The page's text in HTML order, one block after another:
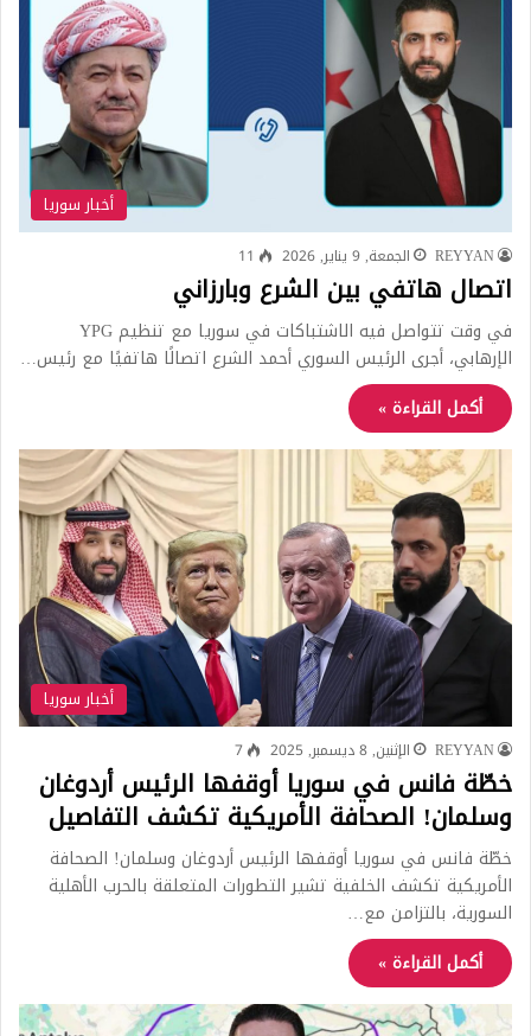
أخبار سوريا
REYYAN الجمعة, 9 يناير, 2026 11
اتصال هاتفي بين الشرع وبارزاني
في وقت تتواصل فيه الاشتباكات في سوريا مع تنظيم YPG
الإرهابي، أجرى الرئيس السوري أحمد الشرع اتصالًا هاتفيًا مع رئيس…
أكمل القراءة »
أخبار سوريا
REYYAN الإثنين, 8 ديسمبر, 2025 7
خطّة فانس في سوريا أوقفها الرئيس أردوغان
وسلمان! الصحافة الأمريكية تكشف التفاصيل
خطّة فانس في سوريا أوقفها الرئيس أردوغان وسلمان! الصحافة
الأمريكية تكشف الخلفية تشير التطورات المتعلقة بالحرب الأهلية
السورية، بالتزامن مع…
أكمل القراءة »